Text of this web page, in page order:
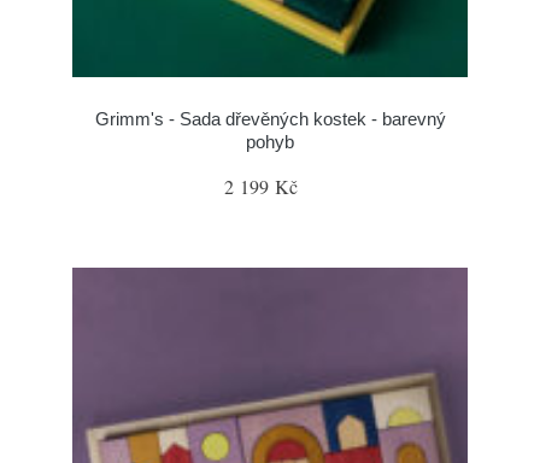
Grimm's - Sada dřevěných kostek - barevný
pohyb
2 199 Kč